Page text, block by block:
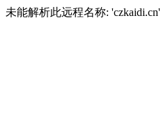
未能解析此远程名称: 'czkaidi.cn'